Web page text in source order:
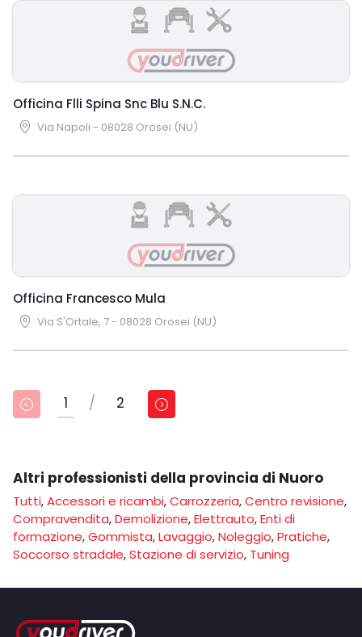
Officina Flli Spina Snc Blu S.N.C.
Via Napoli - 08028 Orosei (NU)
Officina Francesco Mula
Via S'Ortale, 7 - 08028 Orosei (NU)
1 / 2
Altri professionisti della provincia di Nuoro
Tutti,Accessori e ricambi,Carrozzeria,Centro revisione,
Compravendita,Demolizione,Elettrauto,Enti di
formazione,Gommista,Lavaggio,Noleggio,Pratiche,
Soccorso stradale,Stazione di servizio, Tuning